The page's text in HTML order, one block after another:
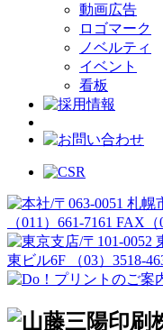
動画広告
ロゴマーク
ノベルティ
イベント
看板